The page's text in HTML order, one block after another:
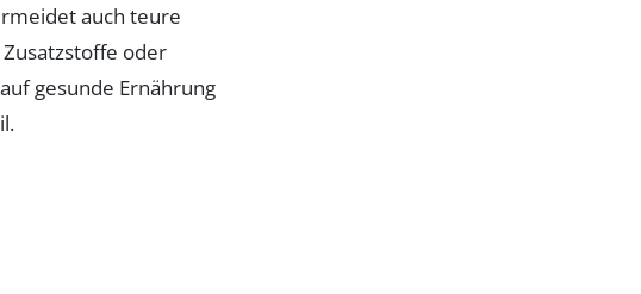
auch teure
oder
gesunde Ernährung